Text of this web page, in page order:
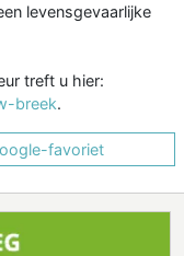
levensgevaarlijke
treft u hier:
breek.
favoriet